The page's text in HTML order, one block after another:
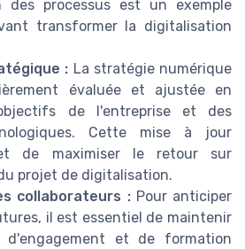
des processus est un exemple
transformer la digitalisation
: La stratégie numérique
évaluée et ajustée en
de l'entreprise et des
Cette mise à jour
de maximiser le retour sur
projet de digitalisation.
collaborateurs :Pour anticiper
il est essentiel de maintenir
et de formation